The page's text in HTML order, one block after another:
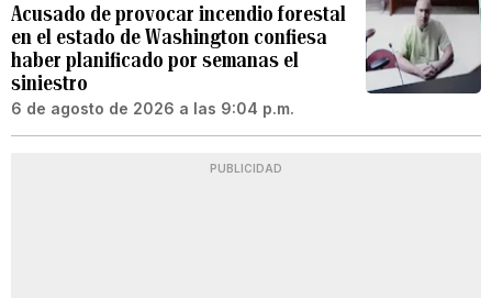
Acusado de provocar incendio forestal
en el estado de Washington confiesa
haber planificado por semanas el
siniestro
6 de agosto de 2026 a las 9:04 p.m.
PUBLICIDAD